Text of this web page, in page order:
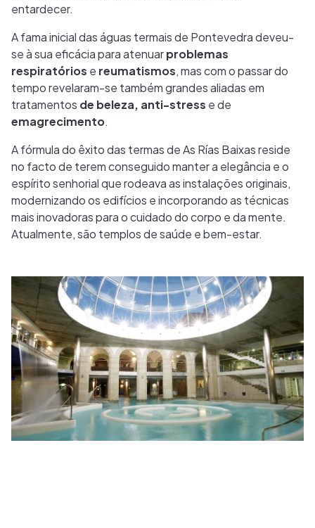
entardecer.
A fama inicial das águas termais de Pontevedra deveu-
se à sua eficácia para atenuarproblemas
respiratórios e reumatismos, mas com o passar do
tempo revelaram-se também grandes aliadas em
tratamentos de beleza, anti-stress e de
emagrecimento.
A fórmula do êxito das termas de As Rías Baixas reside
no facto de terem conseguido manter a elegância e o
espírito senhorial que rodeava as instalações originais,
modernizando os edifícios e incorporando as técnicas
mais inovadoras para o cuidado do corpo e da mente.
Atualmente, são templos de saúde e bem-estar.